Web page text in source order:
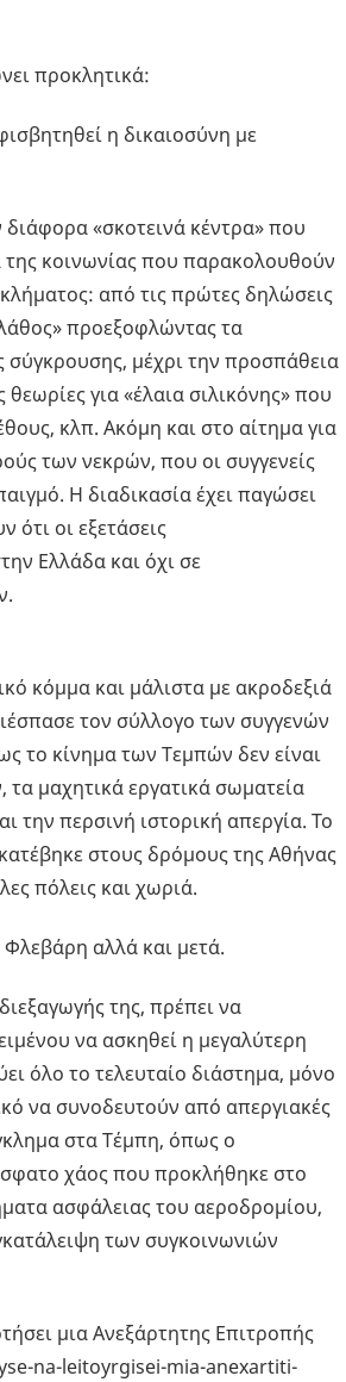
προκλητικά:
η δικαιοσύνη με
«σκοτεινά κέντρα» που
κοινωνίας που παρακολουθούν
από τις πρώτες δηλώσεις
προεξοφλώντας τα
μέχρι την προσπάθεια
για «έλαια σιλικόνης» που
κλπ. Ακόμη και στο αίτημα για
των νεκρών, που οι συγγενείς
Η διαδικασία έχει παγώσει
οι εξετάσεις
Ελλάδα και όχι σε
κόμμα και μάλιστα με ακροδεξιά
τον σύλλογο των συγγενών
το κίνημα των Τεμπών δεν είναι
μαχητικά εργατικά σωματεία
την περσινή ιστορική απεργία. Το
στους δρόμους της Αθήνας
πόλεις και χωριά.
αλλά και μετά.
της, πρέπει να
να ασκηθεί η μεγαλύτερη
όλο το τελευταίο διάστημα, μόνο
να συνοδευτούν από απεργιακές
στα Τέμπη, όπως ο
χάος που προκλήθηκε στο
ασφάλειας του αεροδρομίου,
των συγκοινωνιών
μια Ανεξάρτητης Επιτροπής
na-leitoyrgisei-mia-anexartiti-